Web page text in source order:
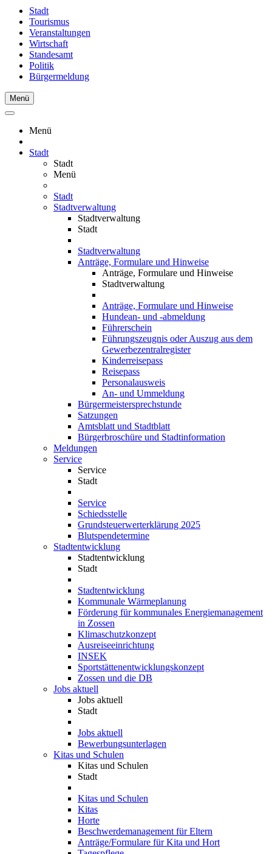
Stadt
Tourismus
Veranstaltungen
Wirtschaft
Standesamt
Politik
Bürgermeldung
Menü
Menü
Stadt
Stadt
Menü
Stadt
Stadtverwaltung
Stadtverwaltung
Stadt
Stadtverwaltung
Anträge, Formulare und Hinweise
Anträge, Formulare und Hinweise
Stadtverwaltung
Anträge, Formulare und Hinweise
Hundean- und -abmeldung
Führerschein
Führungszeugnis oder Auszug aus dem
Gewerbezentralregister
Kinderreisepass
Reisepass
Personalausweis
An- und Ummeldung
Bürgermeistersprechstunde
Satzungen
Amtsblatt und Stadtblatt
Bürgerbroschüre und Stadtinformation
Meldungen
Service
Service
Stadt
Service
Schiedsstelle
Grundsteuerwerterklärung 2025
Blutspendetermine
Stadtentwicklung
Stadtentwicklung
Stadt
Stadtentwicklung
Kommunale Wärmeplanung
Förderung für kommunales Energiemanagement
in Zossen
Klimaschutzkonzept
Ausreiseeinrichtung
INSEK
Sportstättenentwicklungskonzept
Zossen und die DB
Jobs aktuell
Jobs aktuell
Stadt
Jobs aktuell
Bewerbungsunterlagen
Kitas und Schulen
Kitas und Schulen
Stadt
Kitas und Schulen
Kitas
Horte
Beschwerdemanagement für Eltern
Anträge/Formulare für Kita und Hort